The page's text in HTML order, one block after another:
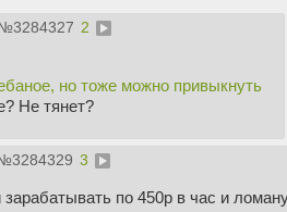
№3284327 2
но тоже можно привыкнуть
Не тянет?
3284329 3
по 450р в час и